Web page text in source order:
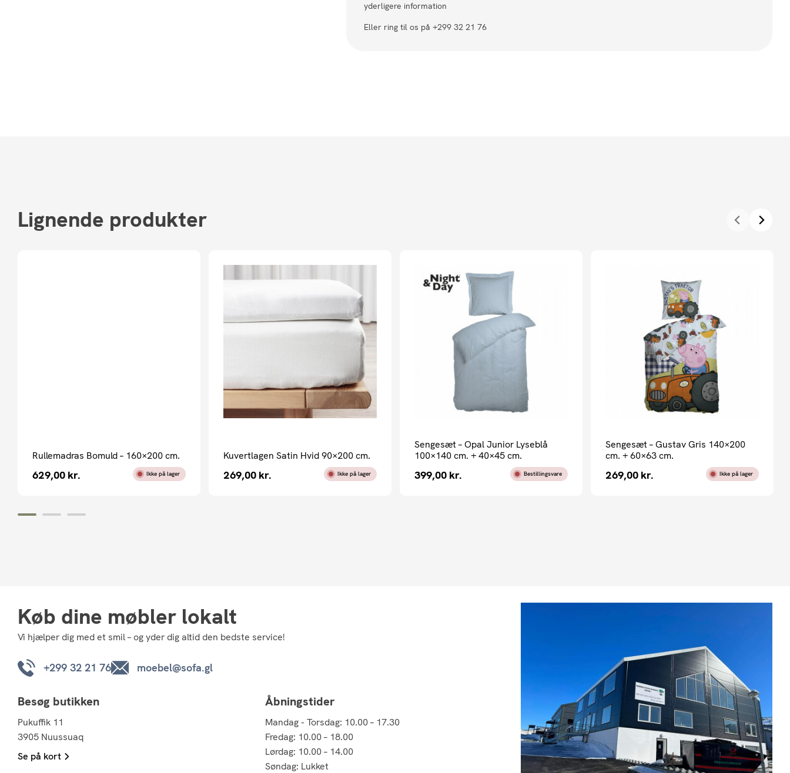
yderligere information
Eller ring til os på +299 32 21 76
Lignende produkter
Rullemadras Bomuld – 160×200 cm.
629,00 kr. Ikke på lager
Kuvertlagen Satin Hvid 90×200 cm.
269,00 kr. Ikke på lager
Sengesæt – Opal Junior Lyseblå
100×140 cm. + 40×45 cm.
399,00 kr. Bestillingsvare
Sengesæt – Gustav Gris 140×200
cm. + 60×63 cm.
269,00 kr. Ikke på lager
Køb dine møbler lokalt
Vi hjælper dig med et smil – og yder dig altid den bedste service!
+299 32 21 76 moebel@sofa.gl
Besøg butikken
Pukuffik 11
3905 Nuussuaq
Se på kort
Åbningstider
Mandag - Torsdag: 10.00 – 17.30
Fredag: 10.00 – 18.00
Lørdag: 10.00 – 14.00
Søndag: Lukket